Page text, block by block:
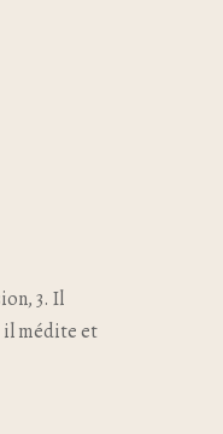
3. Il
il médite et